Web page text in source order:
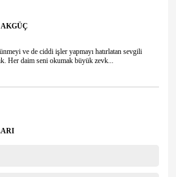
ve de ciddi işler yapmayı hatırlatan sevgili
Her daim seni okumak büyük zevk...